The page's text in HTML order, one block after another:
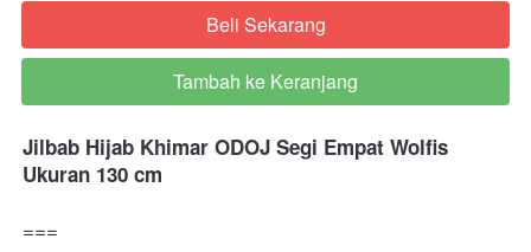
`Beli Sekarang
`
Tambah ke Keranjang
Jilbab Hijab Khimar ODOJ Segi Empat Wolfis
Ukuran 130 cm
===